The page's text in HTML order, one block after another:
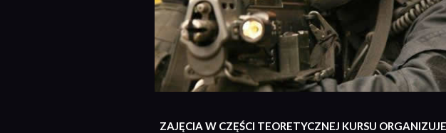
ZAJĘCIA W CZĘŚCI TEORETYCZNEJ KURSU